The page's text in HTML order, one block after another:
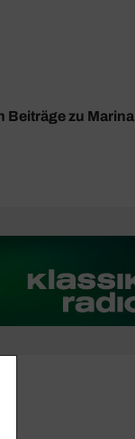
Beiträge zu Marina